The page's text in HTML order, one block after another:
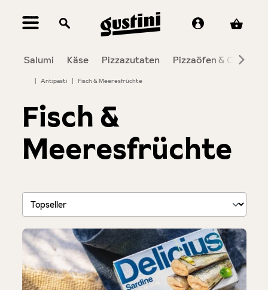
springen
Salumi Käse Pizzazutaten Pizzaöfen & Co.
| Antipasti | Fisch & Meeresfrüchte
Fisch &
Meeresfrüchte